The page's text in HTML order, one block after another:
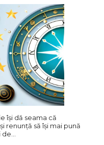
își dă seama că
renunță să își mai pună